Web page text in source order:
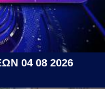
04 08 2026